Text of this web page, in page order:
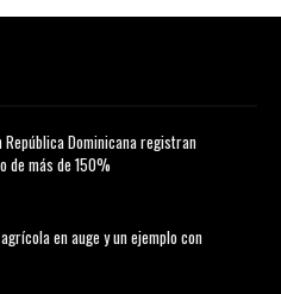
Dominicana registran
de más de 150%
en auge y un ejemplo con